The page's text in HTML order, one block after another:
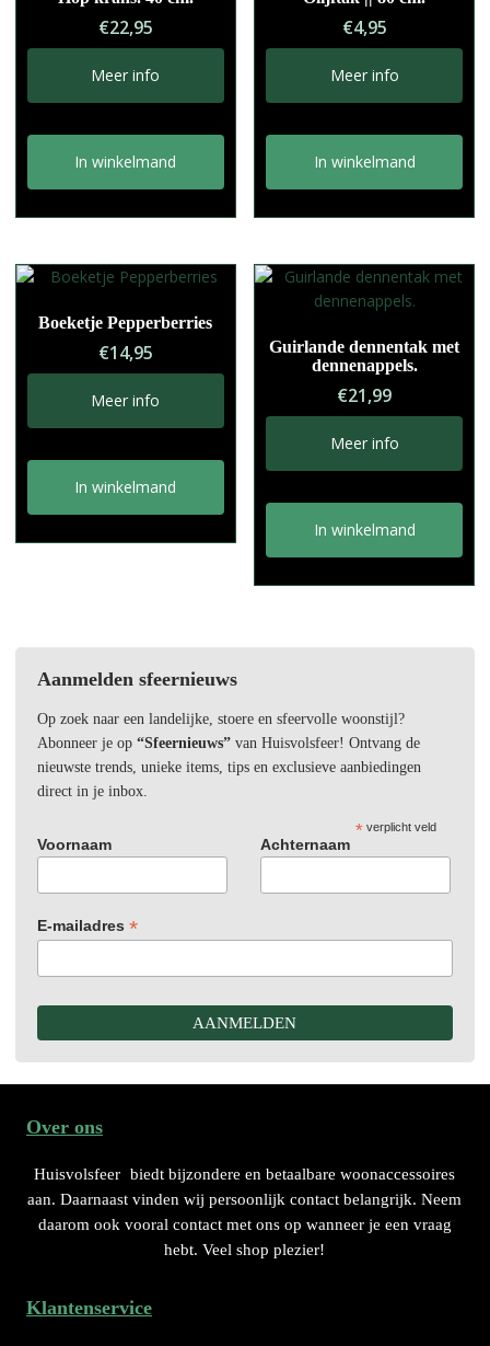
€22,95
Meer info
In winkelmand
€4,95
Meer info
In winkelmand
Boeketje Pepperberries
€14,95
Meer info
In winkelmand
Guirlande dennentak met
dennenappels.
€21,99
Meer info
In winkelmand
Aanmelden sfeernieuws
Op zoek naar een landelijke, stoere en sfeervolle woonstijl?
Abonneer je op “Sfeernieuws”van Huisvolsfeer! Ontvang de
nieuwste trends, unieke items, tips en exclusieve aanbiedingen
direct in je inbox.
*verplicht veld
Voornaam Achternaam
E-mailadres *
Over ons
Huisvolsfeer biedt bijzondere en betaalbare woonaccessoires
aan. Daarnaast vinden wij persoonlijk contact belangrijk. Neem
daarom ook vooral contact met ons op wanneer je een vraag
hebt. Veel shop plezier!
Klantenservice